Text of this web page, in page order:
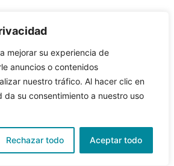
mejorar su experiencia de
anuncios o contenidos
nuestro tráfico. Al hacer clic en
da su consentimiento a nuestro uso
Rechazar todo Aceptar todo